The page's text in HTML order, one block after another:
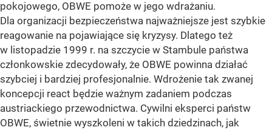
pokojowego, OBWE pomoże w jego wdrażaniu.
Dla organizacji bezpieczeństwa najważniejsze jest szybkie
reagowanie na pojawiające się kryzysy. Dlatego też
w listopadzie 1999 r. na szczycie w Stambule państwa
członkowskie zdecydowały, że OBWE powinna działać
szybciej i bardziej profesjonalnie. Wdrożenie tak zwanej
koncepcji react będzie ważnym zadaniem podczas
austriackiego przewodnictwa. Cywilni eksperci państw
OBWE, świetnie wyszkoleni w takich dziedzinach, jak